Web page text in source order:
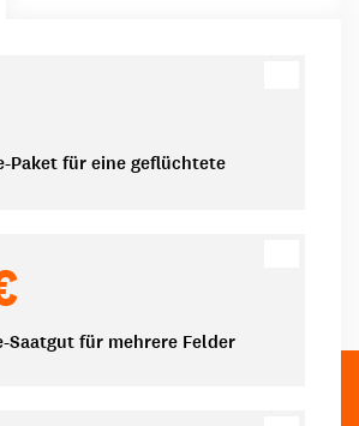
Paket für eine geflüchtete
Saatgut für mehrere Felder